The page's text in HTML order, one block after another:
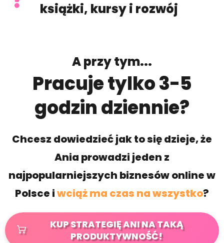
książki, kursy i rozwój
A przy tym...
Pracuje tylko 3-5
godzin dziennie?
Chcesz dowiedzieć jak to się dzieje, że
Ania prowadzi jeden z
najpopularniejszych biznesów online w
Polsce iwciąż ma czas na wszystko?
KUP STRATEGIĘ ANI NA TAKĄ
PRODUKTYWNOŚĆ!